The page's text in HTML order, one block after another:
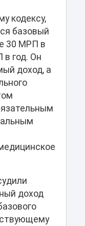
кодексу,
базовый
30 МРП в
в год. Он
доход, а
доход